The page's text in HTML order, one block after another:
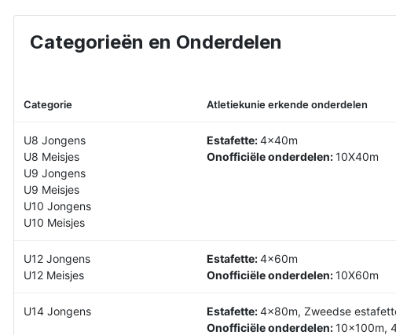
Categorieën en Onderdelen
Categorie Atletiekunie erkende onderdelen
U8 Jongens
U8 Meisjes
U9 Jongens
U9 Meisjes
U10 Jongens
U10 Meisjes
Estafette:4x40m
Onofficiële onderdelen:10X40m
U12 Jongens
U12 Meisjes
Estafette:4x60m
Onofficiële onderdelen:10X60m
U14 Jongens Estafette:4x80m, Zweedse
Onofficiële onderdelen:10x100m,